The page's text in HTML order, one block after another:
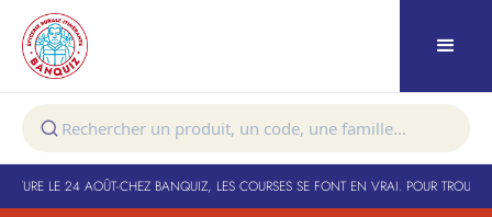
LE 24 AOÛT-CHEZ BANQUIZ, LES COURSES SE FONT EN VRAI. POUR TROUVER